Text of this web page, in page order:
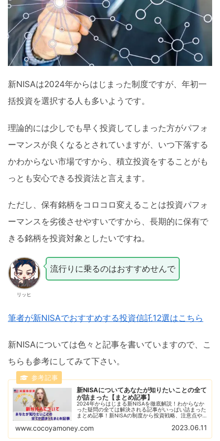
新NISAは2024年からはじまった制度ですが、年初一
括投資を選択する人も多いようです。
理論的には少しでも早く投資してしまった方がパフォ
ーマンスが良くなるとされていますが、いつ下落する
かわからない市場ですから、積立投資をすることがも
っとも安心できる投資法と言えます。
ただし、保有銘柄をコロコロ変えることは投資パフォ
ーマンスを劣後させやすいですから、長期的に保有で
きる銘柄を投資対象としたいですね。
リッヒ
流行りに乗るのはおすすめせんで
筆者が新NISAでおすすめする投資信託12選はこちら
新NISAについては色々と記事を書いていますので、こ
ちらも参考にしてみて下さい。
新NISAについてあなたが知りたいことの全て
が詰まった【まとめ記事】
2024年からはじまる新NISAを徹底解説！わからなか
った疑問の全ては解決される記事がいっぱい詰まった
まとめ記事！新NISAの制度から投資戦略、注意点や
の記事がギッシリ！
www.cocoyamoney.com 2023.06.11